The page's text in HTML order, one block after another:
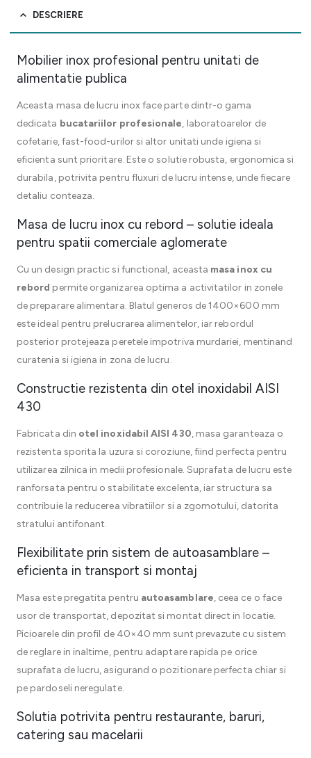
DESCRIERE
Mobilier inox profesional pentru unitati de
alimentatie publica
Aceasta masa de lucru inox face parte dintr-o gama
dedicata bucatariilor profesionale, laboratoarelor de
cofetarie, fast-food-urilor si altor unitati unde igiena si
eficienta sunt prioritare. Este o solutie robusta, ergonomica si
durabila, potrivita pentru fluxuri de lucru intense, unde fiecare
detaliu conteaza.
Masa de lucru inox cu rebord – solutie ideala
pentru spatii comerciale aglomerate
Cu un design practic si functional, aceasta masa inox cu
rebord permite organizarea optima a activitatilor in zonele
de preparare alimentara. Blatul generos de 1400×600 mm
este ideal pentru prelucrarea alimentelor, iar rebordul
posterior protejeaza peretele impotriva murdariei, mentinand
curatenia si igiena in zona de lucru.
Constructie rezistenta din otel inoxidabil AISI
430
Fabricata din otel inoxidabil AISI 430, masa garanteaza o
rezistenta sporita la uzura si coroziune, fiind perfecta pentru
utilizarea zilnica in medii profesionale. Suprafata de lucru este
ranforsata pentru o stabilitate excelenta, iar structura sa
contribuie la reducerea vibratiilor si a zgomotului, datorita
stratului antifonant.
Flexibilitate prin sistem de autoasamblare –
eficienta in transport si montaj
Masa este pregatita pentru autoasamblare, ceea ce o face
usor de transportat, depozitat si montat direct in locatie.
Picioarele din profil de 40×40 mm sunt prevazute cu sistem
de reglare in inaltime, pentru adaptare rapida pe orice
suprafata de lucru, asigurand o pozitionare perfecta chiar si
pe pardoseli neregulate.
Solutia potrivita pentru restaurante, baruri,
catering sau macelarii